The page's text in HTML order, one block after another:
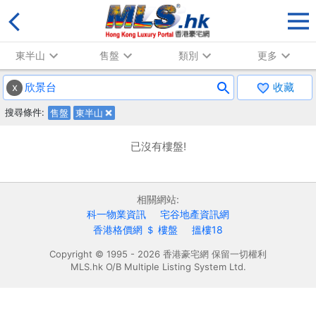
東半山 售盤 類別 更多
x 收藏
搜尋條件: 售盤 東半山
已沒有樓盤!
相關網站:
科一物業資訊
宅谷地產資訊網
香港格價網 ＄ 樓盤
搵樓18
Copyright © 1995 - 2026 香港豪宅網 保留一切權利
MLS.hk O/B Multiple Listing System Ltd.